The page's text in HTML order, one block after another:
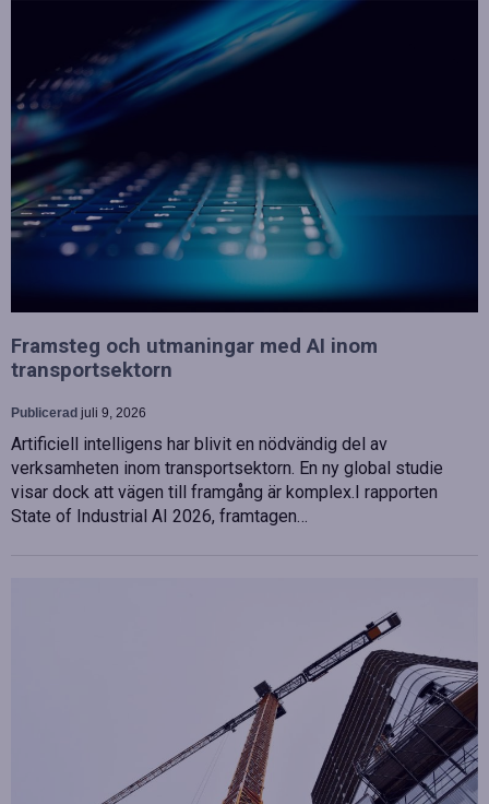
Framsteg och utmaningar med AI inom
transportsektorn
Publicerad juli 9, 2026
Artificiell intelligens har blivit en nödvändig del av
verksamheten inom transportsektorn. En ny global studie
visar dock att vägen till framgång är komplex.I rapporten
State of Industrial AI 2026, framtagen…